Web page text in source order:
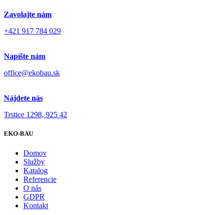
Zavolajte nám
+421 917 784 029
Napíšte nám
office@ekobau.sk
Nájdete nás
Trstice 1298, 925 42
EKO-BAU
Domov
Služby
Katalog
Referencie
O nás
GDPR
Kontakt